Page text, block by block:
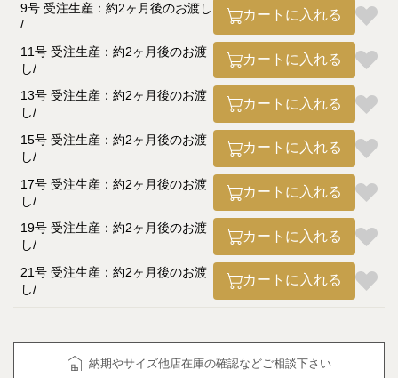
9号 受注生産：約2ヶ月後のお渡し カートに入れる
11号 受注生産：約2ヶ月後のお渡
し
カートに入れる
13号 受注生産：約2ヶ月後のお渡
し
カートに入れる
15号 受注生産：約2ヶ月後のお渡
し
カートに入れる
17号 受注生産：約2ヶ月後のお渡
し
カートに入れる
19号 受注生産：約2ヶ月後のお渡
し
カートに入れる
21号 受注生産：約2ヶ月後のお渡
し
カートに入れる
納期やサイズ他店在庫の確認などご相談下さい